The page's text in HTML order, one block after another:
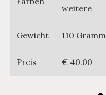
weitere
Gewicht 110 Gramm
Preis € 40.00